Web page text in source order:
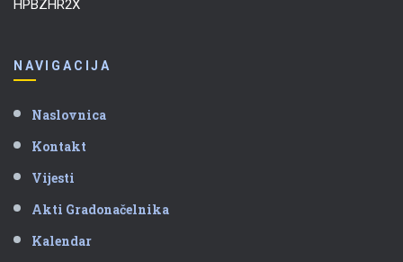
HPBZHR2X
NAVIGACIJA
Naslovnica
Kontakt
Vijesti
Akti Gradonačelnika
Kalendar